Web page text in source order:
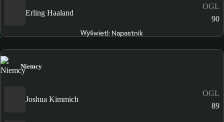
Erling Haaland
OGL
90
Wyświetl: Napastnik
Niemcy
Joshua Kimmich
OGL
89